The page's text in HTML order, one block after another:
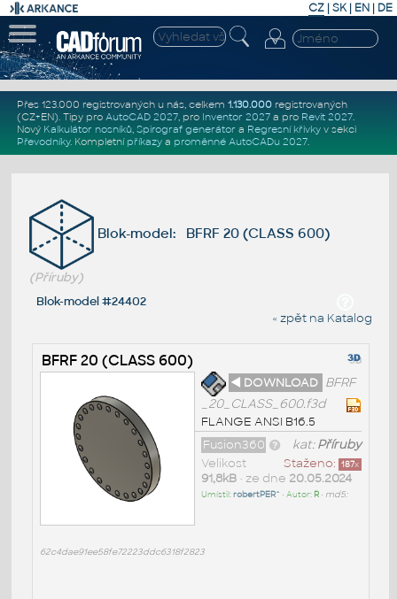
CZ | SK| EN | DE
Přes 123.000 registrovaných u nás, celkem 1.130.000registrovaných
(CZ+EN). Tipy pro AutoCAD 2027, pro Inventor 2027a pro Revit 2027.
Nový Kalkulátor nosníků, Spirograf generátor a Regresní křivkyv sekci
Převodníky. Kompletní příkazya proměnné AutoCADu 2027.
Blok-model: BFRF 20 (CLASS 600)
(Příruby)
Blok-model #24402
« zpět na Katalog
BFRF 20 (CLASS 600)
◄ DOWNLOAD BFRF
_20_CLASS_600.f3d
FLANGE ANSI B16.5
kat:Příruby
Fusion360
Staženo: 187x
Velikost
91,8kB• ze dne 20.05.2024
Umístil:robertPER^ • Autor: R• md5:
62c4dae91ee58fe72223ddc6318f2823